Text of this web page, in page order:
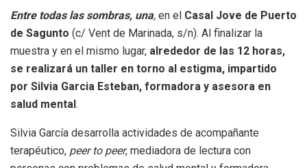
Entre todas las sombras, una, en el Casal Jove de Puerto
de Sagunto (c/ Vent de Marinada, s/n). Al finalizar la
muestra y en el mismo lugar, alrededor de las 12 horas,
se realizará un taller en torno al estigma, impartido
por Silvia Garcia Esteban, formadora y asesora en
salud mental .
Silvia García desarrolla actividades de acompañante
terapéutico, peer to peer, mediadora de lectura con